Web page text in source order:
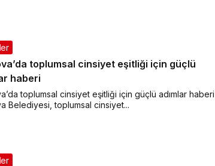
toplumsal cinsiyet eşitliği için güçlü
haberi
toplumsal cinsiyet eşitliği için güçlü adımlar haberi
Belediyesi, toplumsal cinsiyet...